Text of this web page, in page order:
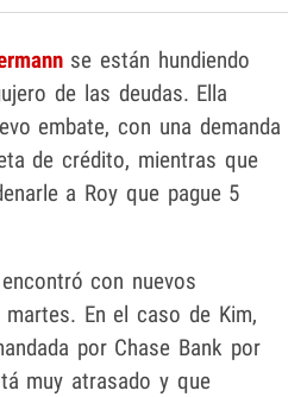
se están hundiendo
de las deudas. Ella
embate, con una demanda
de crédito, mientras que
a Roy que pague 5
con nuevos
En el caso de Kim,
por Chase Bank por
muy atrasado y que